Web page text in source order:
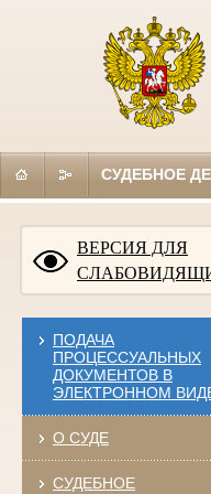
СУДЕБНОЕ
ВЕРСИЯ ДЛЯ
ПОДАЧА
ПРОЦЕССУАЛЬНЫХ
ДОКУМЕНТОВ В
ЭЛЕКТРОННОМ
О СУДЕ
СУДЕБНОЕ